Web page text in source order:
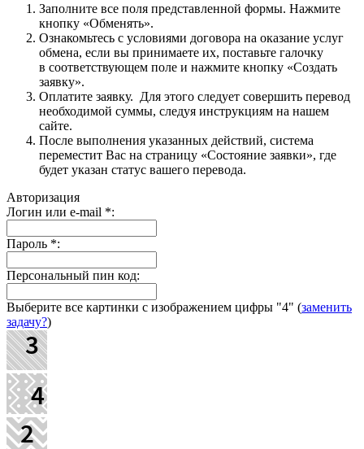
Заполните все поля представленной формы. Нажмите
кнопку «Обменять».
Ознакомьтесь с условиями договора на оказание услуг
обмена, если вы принимаете их, поставьте галочку
в соответствующем поле и нажмите кнопку «Создать
заявку».
Оплатите заявку. Для этого следует совершить перевод
необходимой суммы, следуя инструкциям на нашем
сайте.
После выполнения указанных действий, система
переместит Вас на страницу «Состояние заявки», где
будет указан статус вашего перевода.
Авторизация
Логин или e-mail *:
Пароль *:
Персональный пин код:
Выберите все картинки с изображением цифры "4" (заменить
задачу?)